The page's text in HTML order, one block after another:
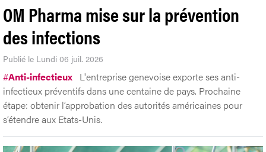
OM Pharma mise sur la prévention
des infections
Publié le Lundi 06 juil. 2026
#Anti-infectieux L'entreprise genevoise exporte ses anti-
infectieux préventifs dans une centaine de pays. Prochaine
étape: obtenir l’approbation des autorités américaines pour
s’étendre aux Etats-Unis.